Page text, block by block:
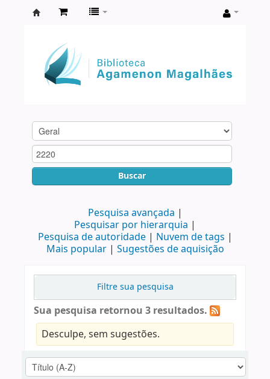
Agamenon
Magalhães
Buscar
Pesquisa avançada
Pesquisar por hierarquia
Pesquisa de autoridade
Nuvem de tags
Mais popular
Sugestões de aquisição
Filtre sua pesquisa
Sua pesquisa retornou 3 resultados.
Desculpe, sem sugestões.